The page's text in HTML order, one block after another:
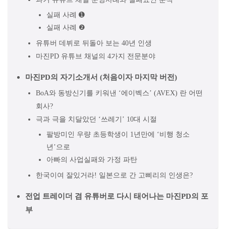
실패 사례 ➊
실패 사례 ❷
유튜버 데뷔로 뒤돌아 보는 40년 인생
마진PD 유튜브 채널의 4가지 전문분야
마진PD의 자기소개서 (처음이자 마지막 버전)
BoA와 동방신기를 키워낸 ‘에이벡스’ (AVEX) 란 어떤
회사?
극과 극을 치달았던 ‘쓰레기’ 10대 시절
팔방미인 우량 초등학생이 1년만에 ‘비행 청소
년’으로
아빠의 사업실패와 가정 파탄
한국이여 잘있거라! 일본으로 간 고삐리의 인생은?
전업 트레이더 겸 유튜버로 다시 태어나는 마진PD의 포
부